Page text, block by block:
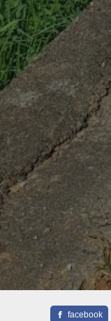
facebook